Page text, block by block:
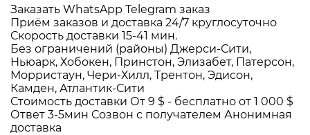
Заказать WhatsApp Telegram заказ
Приём заказов и доставка 24/7 круглосуточно
Скорость доставки 15-41 мин.
Без ограничений (районы) Джерси-Сити,
Ньюарк, Хобокен, Принстон, Элизабет, Патерсон,
Морристаун, Чери-Хилл, Трентон, Эдисон,
Камден, Атлантик-Сити
Стоимость доставки От 9 $ - бесплатно от 1 000 $
Ответ 3-5мин Созвон с получателем Анонимная
доставка